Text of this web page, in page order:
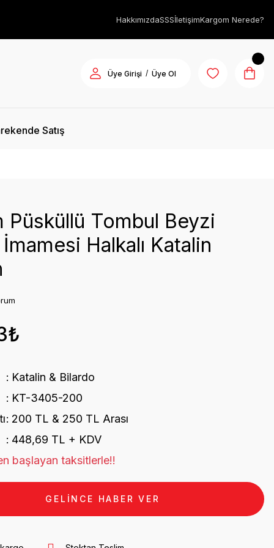
HakkımızdaSSSİletişimKargom Nerede?
Üye Girişi / Üye Ol
Satış
Püsküllü Tombul Beyzi
Halkalı Katalin
Katalin & Bilardo
KT-3405-200
200 TL & 250 TL Arası
448,69 TL + KDV
başlayan taksitlerle!!
GELİNCE HABER VER